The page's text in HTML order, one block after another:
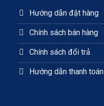
Hướng dẫn đặt hàng
Chính sách bán hàng
Chính sách đổi trả
Hướng dẫn thanh toán